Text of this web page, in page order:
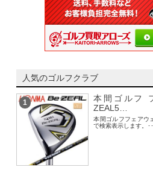
人気のゴルフクラブ
1
本間ゴルフ
ZEAL5…
本間ゴルフフェアウ
で検索表示します。･